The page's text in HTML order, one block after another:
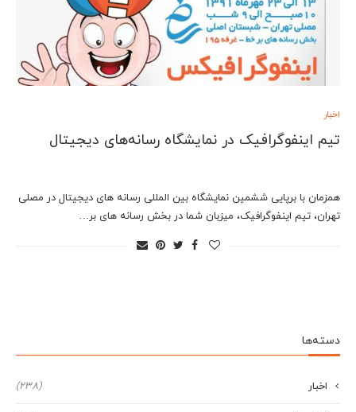
اخبار
تیم اینفوگرافیک در نمایشگاه رسانه‌های دیجیتال
همزمان با برپایی ششمین نمایشگاه بین المللی رسانه های دیجیتال در مصلی
تهران، تیم اینفوگرافیک، میزبان شما در بخش رسانه های بر…
دسته‌ها
اخبار (238)